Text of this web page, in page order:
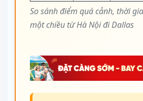
So sánh điểm quá cảnh, thời
một chiều từ Hà Nội đi Dallas